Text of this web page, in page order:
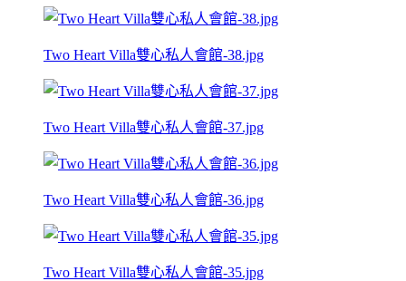
Two Heart Villa雙心私人會館-38.jpg
Two Heart Villa雙心私人會館-37.jpg
Two Heart Villa雙心私人會館-36.jpg
Two Heart Villa雙心私人會館-35.jpg